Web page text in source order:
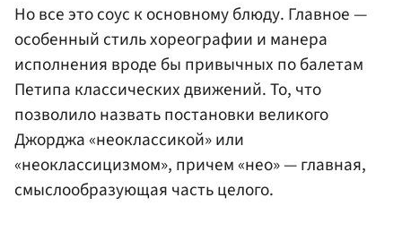
Но все это соус к основному блюду. Главное —
особенный стиль хореографии и манера
исполнения вроде бы привычных по балетам
Петипа классических движений. То, что
позволило назвать постановки великого
Джорджа «неоклассикой» или
«неоклассицизмом», причем «нео» — главная,
смыслообразующая часть целого.